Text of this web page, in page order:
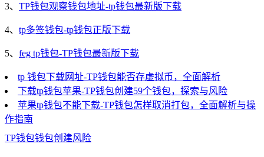
3、 TP钱包观察钱包地址-tp钱包最新版下载
4、 tp多签钱包-tp钱包正版下载
5、 feg tp钱包-TP钱包最新版下载
tp 钱包下载网址-TP钱包能否存虚拟币，全面解析
下载tp钱包苹果-TP钱包创建59个钱包，探索与风险
苹果tp钱包不能下载-TP钱包怎样取消打包，全面解析与操
作指南
TP钱包钱包创建风险